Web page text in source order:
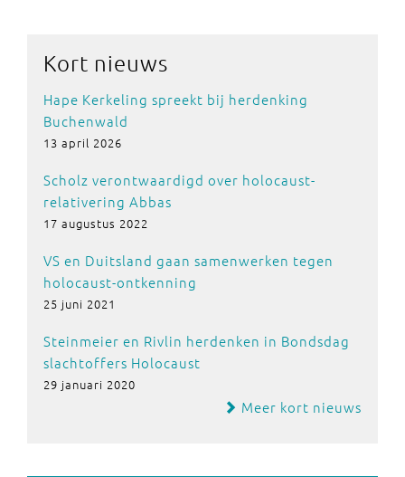
Kort nieuws
Hape Kerkeling spreekt bij herdenking
Buchenwald
13 april 2026
Scholz verontwaardigd over holocaust-
relativering Abbas
17 augustus 2022
VS en Duitsland gaan samenwerken tegen
holocaust-ontkenning
25 juni 2021
Steinmeier en Rivlin herdenken in Bondsdag
slachtoffers Holocaust
29 januari 2020
Meer kort nieuws